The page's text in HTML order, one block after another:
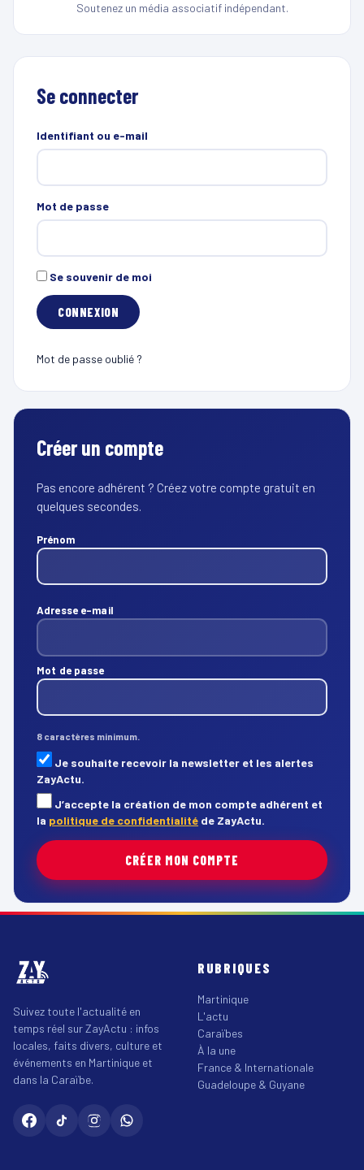
Soutenez un média associatif indépendant.
Se connecter
Identifiant ou e-mail
Mot de passe
Se souvenir de moi
Mot de passe oublié ?
Créer un compte
Pas encore adhérent ? Créez votre compte gratuit en
quelques secondes.
Prénom
Adresse e-mail
Mot de passe
8 caractères minimum.
Je souhaite recevoir la newsletter et les alertes
ZayActu.
J’accepte la création de mon compte adhérent et
la politique de confidentialité de ZayActu.
CRÉER MON COMPTE
Suivez toute l'actualité en
temps réel sur ZayActu : infos
locales, faits divers, culture et
événements en Martinique et
dans la Caraïbe.
RUBRIQUES
Martinique
L'actu
Caraïbes
À la une
France & Internationale
Guadeloupe & Guyane